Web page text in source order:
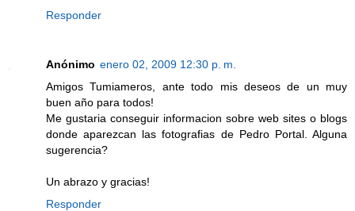
Responder
Anónimo enero 02, 2009 12:30 p. m.
Amigos Tumiameros, ante todo mis deseos de un muy
buen año para todos!
Me gustaria conseguir informacion sobre web sites o blogs
donde aparezcan las fotografias de Pedro Portal. Alguna
sugerencia?
Un abrazo y gracias!
Responder